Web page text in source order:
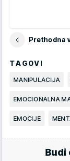
Prethodna
TAGOVI
MANIPULACIJA
EMOCIONALNA
EMOCIJE
Budi